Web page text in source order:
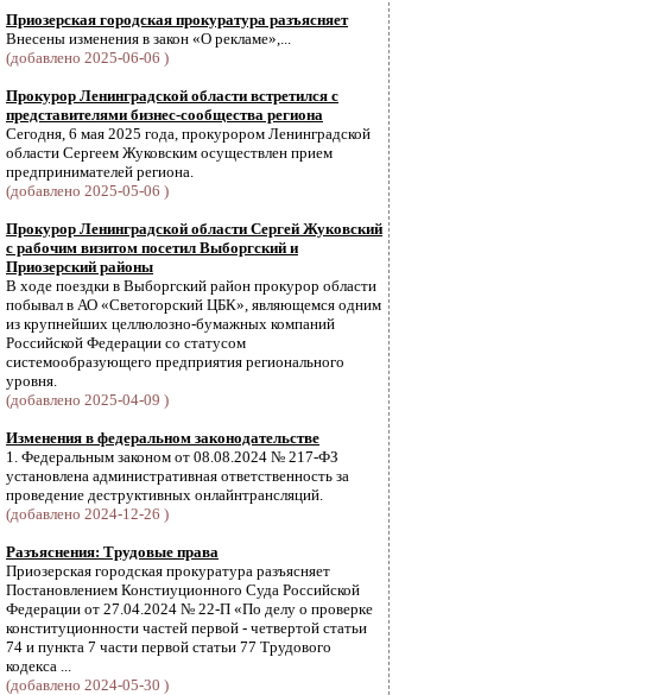
Приозерская городская прокуратура разъясняет
Внесены изменения в закон «О рекламе»,...
(добавлено 2025-06-06 )
Прокурор Ленинградской области встретился с
представителями бизнес-сообщества региона
Сегодня, 6 мая 2025 года, прокурором Ленинградской
области Сергеем Жуковским осуществлен прием
предпринимателей региона.
(добавлено 2025-05-06 )
Прокурор Ленинградской области Сергей Жуковский
с рабочим визитом посетил Выборгский и
Приозерский районы
В ходе поездки в Выборгский район прокурор области
побывал в АО «Светогорский ЦБК», являющемся одним
из крупнейших целлюлозно-бумажных компаний
Российской Федерации со статусом
системообразующего предприятия регионального
уровня.
(добавлено 2025-04-09 )
Изменения в федеральном законодательстве
1. Федеральным законом от 08.08.2024 № 217-ФЗ
установлена административная ответственность за
проведение деструктивных онлайнтрансляций.
(добавлено 2024-12-26 )
Разъяснения: Трудовые права
Приозерская городская прокуратура разъясняет
Постановлением Констиуционного Суда Российской
Федерации от 27.04.2024 № 22-П «По делу о проверке
конституционности частей первой - четвертой статьи
74 и пункта 7 части первой статьи 77 Трудового
кодекса ...
(добавлено 2024-05-30 )